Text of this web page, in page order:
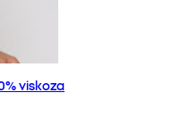
viskoza